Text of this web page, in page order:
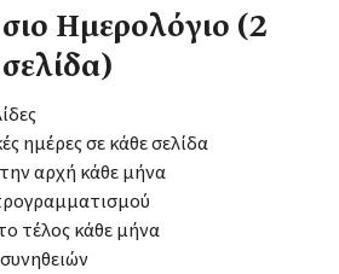
Ημερολόγιο (2
ημέρες σε κάθε σελίδα
αρχή κάθε μήνα
τέλος κάθε μήνα